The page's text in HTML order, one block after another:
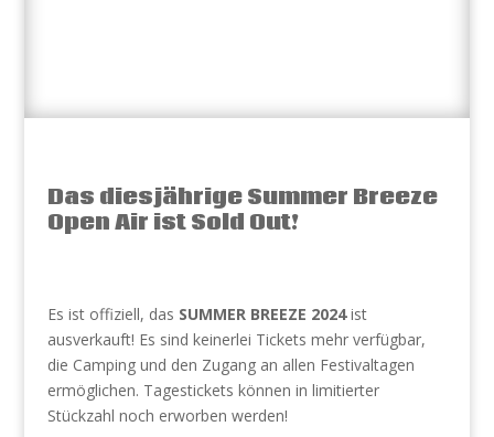
Das diesjährige Summer Breeze
Open Air ist Sold Out!
Es ist offiziell, das SUMMER BREEZE 2024ist
ausverkauft! Es sind keinerlei Tickets mehr verfügbar,
die Camping und den Zugang an allen Festivaltagen
ermöglichen. Tagestickets können in limitierter
Stückzahl noch erworben werden!